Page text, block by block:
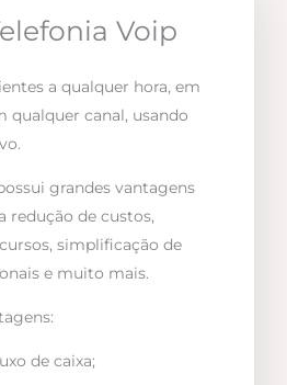
Voip
a qualquer hora, em
qualquer canal, usando
grandes vantagens
redução de custos,
simplificação de
e muito mais.
de caixa;